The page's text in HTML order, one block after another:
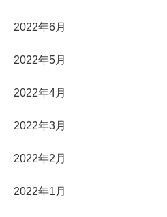
2022年6月
2022年5月
2022年4月
2022年3月
2022年2月
2022年1月